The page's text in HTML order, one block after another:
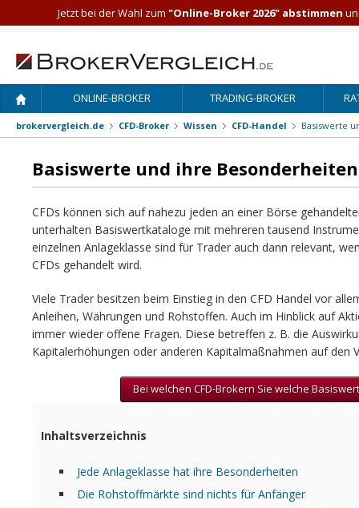
ONLINE-BROKER TRADING-BROKER
brokervergleich.de CFD-Broker Wissen CFD-Handel Basiswerte
Basiswerte und ihre
CFDs können sich auf nahezu jeden an einer Börse
unterhalten Basiswertkataloge mit mehreren tausend
einzelnen Anlageklasse sind für Trader auch dann relevant,
CFDs gehandelt wird.
Viele Trader besitzen beim Einstieg in den CFD Handel vor
Anleihen, Währungen und Rohstoffen. Auch im Hinblick auf
immer wieder offene Fragen. Diese betreffen z. B. die
Kapitalerhöhungen oder anderen Kapitalmaßnahmen auf den
Bei welchen CFD-Brokern Sie welche
Inhaltsverzeichnis
Jede Anlageklasse hat ihre Besonderheiten
Die Rohstoffmärkte sind nichts für Anfänger
Jetzt bei der Wahl zum "Online-Broker 2026" abstimmen